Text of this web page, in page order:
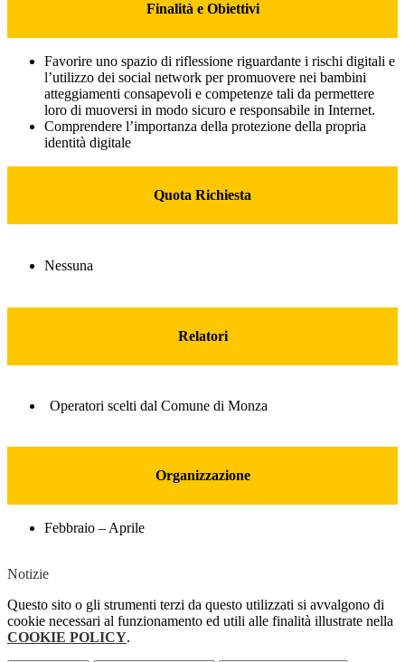
Finalità e Obiettivi
Favorire uno spazio di riflessione riguardante i rischi digitali e
l’utilizzo dei social network per promuovere nei bambini
atteggiamenti consapevoli e competenze tali da permettere
loro di muoversi in modo sicuro e responsabile in Internet.
Comprendere l’importanza della protezione della propria
identità digitale
Quota Richiesta
Nessuna
Relatori
Operatori scelti dal Comune di Monza
Organizzazione
Febbraio – Aprile
Notizie
Questo sito o gli strumenti terzi da questo utilizzati si avvalgono di
cookie necessari al funzionamento ed utili alle finalità illustrate nella
COOKIE POLICY.